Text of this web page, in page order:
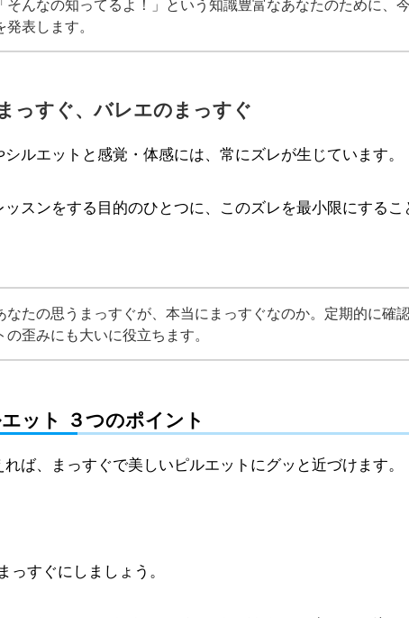
「そんなの知ってるよ！」という知識豊富なあなたのために、
発表します。
っすぐ、バレエのまっすぐ
ルエットと感覚・体感には、常にズレが生じています。
ッスンをする目的のひとつに、このズレを最小限にする
なたの思うまっすぐが、本当にまっすぐなのか。定期的に確
の歪みにも大いに役立ちます。
ット ３つのポイント
ば、まっすぐで美しいピルエットにグッと近づけます。
っすぐにしましょう。